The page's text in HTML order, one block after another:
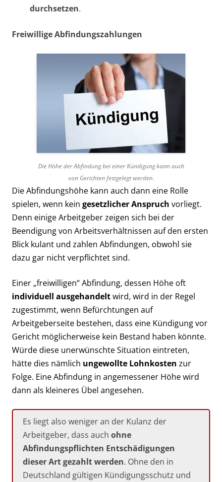
durchsetzen.
Freiwillige Abfindungszahlungen
Die Höhe der Abfindung bei einer Kündigung kann auch
von Gerichten festgelegt werden.
Die Abfindungshöhe kann auch dann eine Rolle
spielen, wenn kein gesetzlicher Anspruch vorliegt.
Denn einige Arbeitgeber zeigen sich bei der
Beendigung von Arbeitsverhältnissen auf den ersten
Blick kulant und zahlen Abfindungen, obwohl sie
dazu gar nicht verpflichtet sind.
Einer „freiwilligen“ Abfindung, dessen Höhe oft
individuell ausgehandeltwird, wird in der Regel
zugestimmt, wenn Befürchtungen auf
Arbeitgeberseite bestehen, dass eine Kündigung vor
Gericht möglicherweise kein Bestand haben könnte.
Würde diese unerwünschte Situation eintreten,
hätte dies nämlich ungewollte Lohnkosten zur
Folge. Eine Abfindung in angemessener Höhe wird
dann als kleineres Übel angesehen.
Es liegt also weniger an der Kulanz der
Arbeitgeber, dass auch ohne
Abfindungspflichten Entschädigungen
dieser Art gezahlt werden. Ohne den in
Deutschland gültigen Kündigungsschutz und